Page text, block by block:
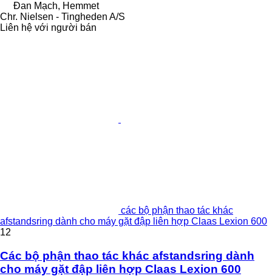
Đan Mạch, Hemmet
Chr. Nielsen - Tingheden A/S
Liên hệ với người bán
các bộ phận thao tác khác
afstandsring dành cho máy gặt đập liên hợp Claas Lexion 600
12
Các bộ phận thao tác khác afstandsring dành
cho máy gặt đập liên hợp Claas Lexion 600